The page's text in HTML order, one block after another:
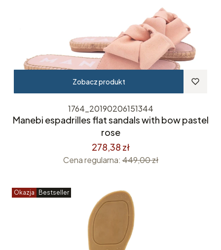
Zobacz produkt
1764_20190206151344
Manebi espadrilles flat sandals with bow pastel
rose
278,38 zł
Cena regularna: 449,00 zł
Okazja Bestseller